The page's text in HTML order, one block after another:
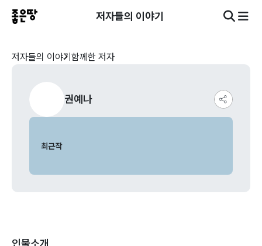
저자들의 이야기
저자들의 이야기 함께한 저자
권예나
최근작
인물소개